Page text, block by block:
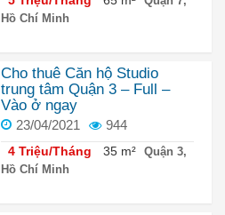
Hồ Chí Minh
Cho thuê Căn hộ Studio
trung tâm Quận 3 – Full –
Vào ở ngay
23/04/2021 944
4 Triệu/Tháng 35 m²
Quận 3,
Hồ Chí Minh